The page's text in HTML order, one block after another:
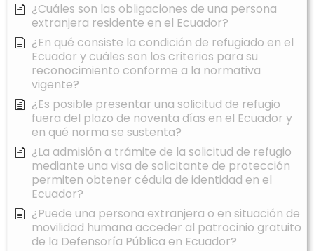
¿Cuáles son las obligaciones de una persona
extranjera residente en el Ecuador?
¿En qué consiste la condición de refugiado en el
Ecuador y cuáles son los criterios para su
reconocimiento conforme a la normativa
vigente?
¿Es posible presentar una solicitud de refugio
fuera del plazo de noventa días en el Ecuador y
en qué norma se sustenta?
¿La admisión a trámite de la solicitud de refugio
mediante una visa de solicitante de protección
permiten obtener cédula de identidad en el
Ecuador?
¿Puede una persona extranjera o en situación de
movilidad humana acceder al patrocinio gratuito
de la Defensoría Pública en Ecuador?